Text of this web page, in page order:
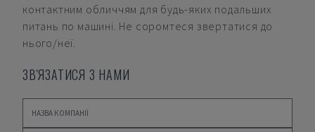
контактним обличчям для будь-яких подальших
питань по машині. Не соромтеся звертатися до
нього/неї.
ЗВ'ЯЗАТИСЯ З НАМИ